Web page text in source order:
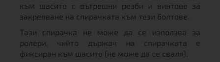
към шасито с вътрешни резби и винтове за
закрепване на спирачката към тези болтове.
Тази спирачка не може да се използва за
ролери, чийто държач на спирачката е
фиксиран към шасито (не може да се сваля).